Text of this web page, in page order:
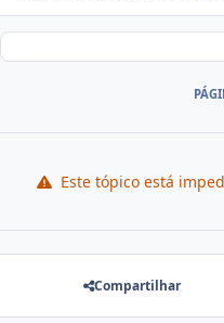
Este tópico está
Compartilhar